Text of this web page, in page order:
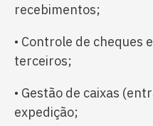
recebimentos;
• Controle de cheques
terceiros;
• Gestão de caixas
expedição;